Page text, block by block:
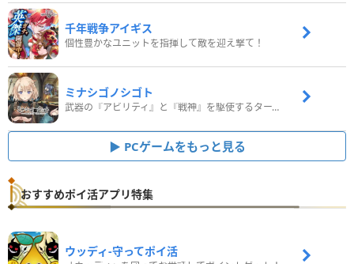
千年戦争アイギス
個性豊かなユニットを指揮して敵を迎え撃て！
ミナシゴノシゴト
武器の『アビリティ』と『戦神』を駆使するターン制コマンドバトルRPG！
PCゲームをもっと見る
おすすめポイ活アプリ特集
ウッディ‐守ってポイ活